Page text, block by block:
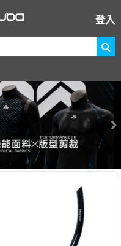
登入